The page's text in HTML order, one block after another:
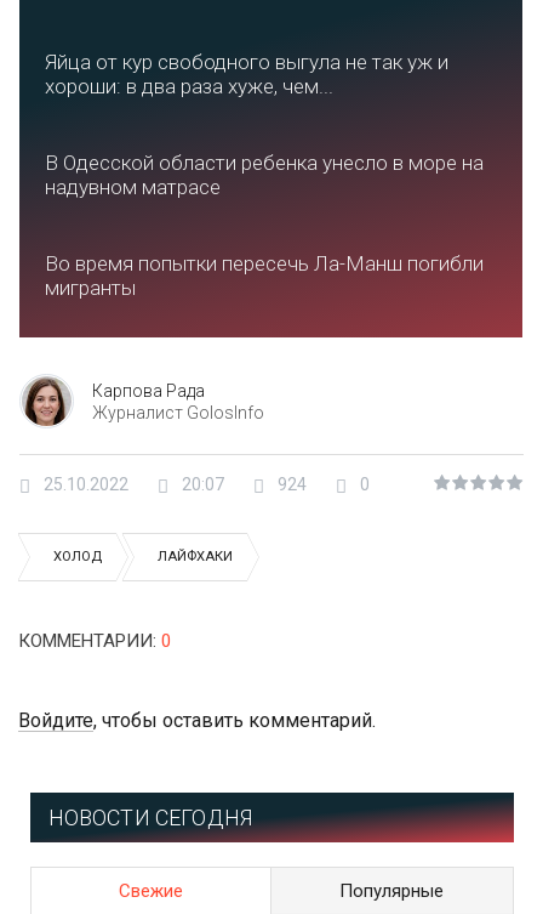
Яйца от кур свободного выгула не так уж и
хороши: в два раза хуже, чем...
В Одесской области ребенка унесло в море на
надувном матрасе
Во время попытки пересечь Ла-Манш погибли
мигранты
Карпова Рада
Журналист GolosInfo
25.10.2022 20:07 924 0
ХОЛОД ЛАЙФХАКИ
КОММЕНТАРИИ: 0
Войдите, чтобы оставить комментарий.
НОВОСТИ СЕГОДНЯ
Свежие Популярные